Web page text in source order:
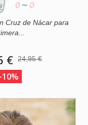
0 ~0
Cruz de Nácar para
€ 24,95 €
-10%